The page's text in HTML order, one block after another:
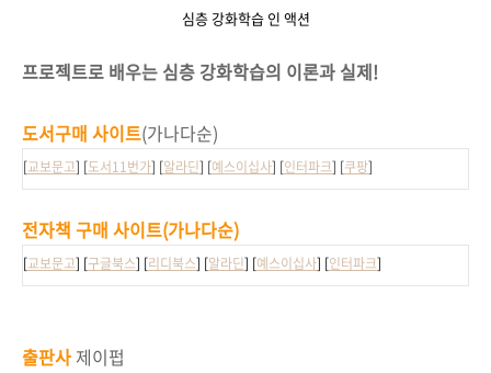
심층 강화학습 인 액션
프로젝트로 배우는 심층 강화학습의 이론과 실제!
도서구매 사이트(가나다순)
[교보문고] [도서11번가] [알라딘] [예스이십사] [인터파크] [쿠팡]
전자책 구매 사이트(가나다순)
[교보문고] [구글북스] [리디북스] [알라딘] [예스이십사] [인터파크]
출판사 제이펍